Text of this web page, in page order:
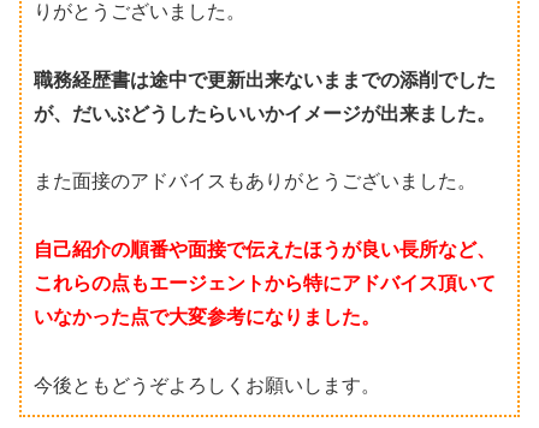
りがとうございました。
職務経歴書は途中で更新出来ないままでの添削でした
が、だいぶどうしたらいいかイメージが出来ました。
また面接のアドバイスもありがとうございました。
自己紹介の順番や面接で伝えたほうが良い長所など、
これらの点もエージェントから特にアドバイス頂いて
いなかった点で大変参考になりました。
今後ともどうぞよろしくお願いします。